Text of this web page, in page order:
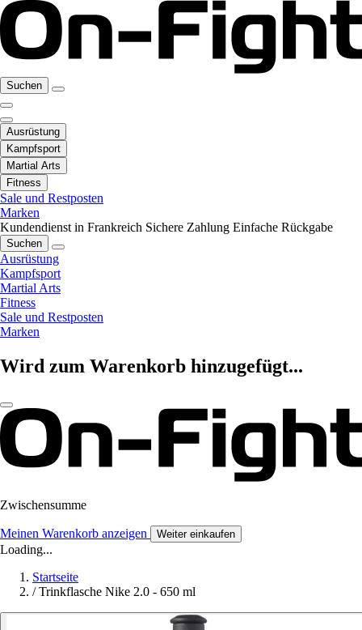
Suchen
Ausrüstung
Kampfsport
Martial Arts
Fitness
Sale und Restposten
Marken
Kundendienst in Frankreich Sichere Zahlung Einfache Rückgabe
Suchen
Ausrüstung
Kampfsport
Martial Arts
Fitness
Sale und Restposten
Marken
Wird zum Warenkorb hinzugefügt...
Zwischensumme
Meinen Warenkorb anzeigen Weiter einkaufen
Loading...
Startseite
/ Trinkflasche Nike 2.0 - 650 ml